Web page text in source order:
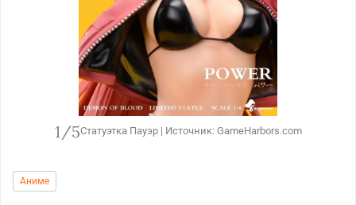
1/5Статуэтка Пауэр | Источник: GameHarbors.com
Аниме